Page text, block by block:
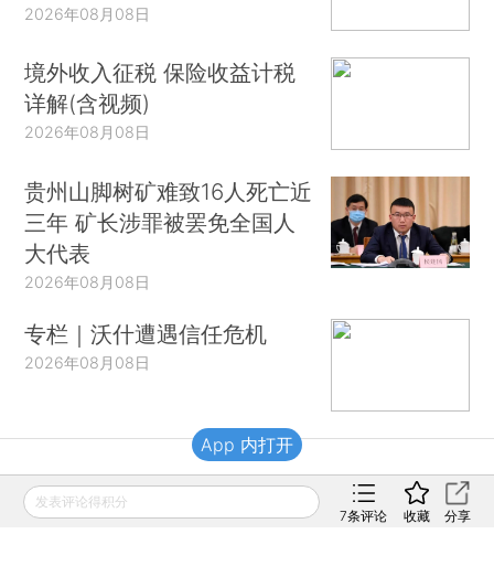
2026年08月08日
境外收入征税 保险收益计税
详解(含视频)
2026年08月08日
贵州山脚树矿难致16人死亡近
三年 矿长涉罪被罢免全国人
大代表
2026年08月08日
专栏｜沃什遭遇信任危机
2026年08月08日
财新移动
发表评论得积分
7条评论 收藏 分享
App 内打开